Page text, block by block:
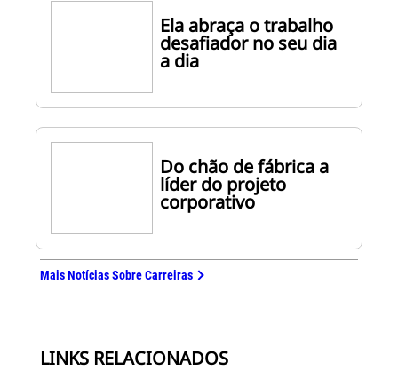
Ela abraça o trabalho
desafiador no seu dia
a dia
Do chão de fábrica a
líder do projeto
corporativo
Mais Notícias Sobre Carreiras
LINKS RELACIONADOS